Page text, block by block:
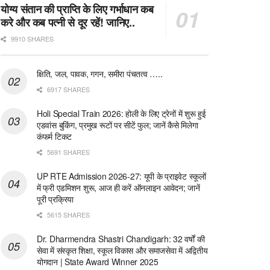
योग्य संतान की प्राप्ति के लिए गर्भाधान कब
करे और कब पत्नी से दूर रहें! जानिए..
9910 SHARES
क्षिति, जल, पावक, गगन, समीरा पंचतत्व …..
6917 SHARES
Holi Special Train 2026: होली के लिए ट्रेनों में शुरू हुई
एडवांस बुकिंग, प्रमुख रूटों पर सीटें फुल; जानें कैसे मिलेगा
कंफर्म टिकट
5691 SHARES
UP RTE Admission 2026-27: यूपी के प्राइवेट स्कूलों
में फ्री एडमिशन शुरू, आज ही करें ऑनलाइन आवेदन; जानें
पूरी प्रक्रिया
5615 SHARES
Dr. Dharmendra Shastri Chandigarh: 32 वर्षों की
सेवा में संस्कृत शिक्षा, स्कूल विकास और समाजसेवा में अद्वितीय
योगदान | State Award Winner 2025